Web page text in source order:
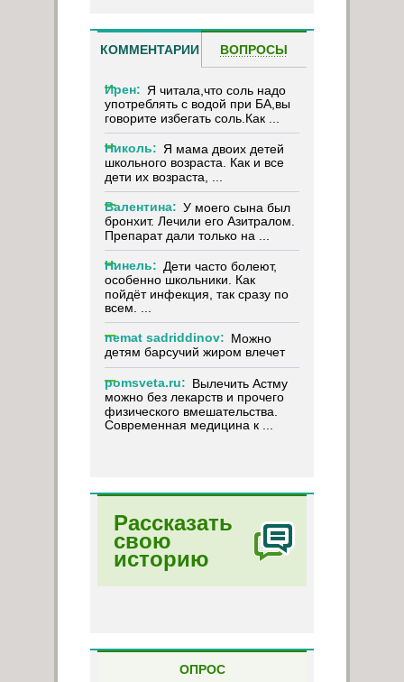
КОММЕНТАРИИ ВОПРОСЫ
Ирен: Я читала,что соль надо
употреблять с водой при БА,вы
говорите избегать соль.Как ...
Николь: Я мама двоих детей
школьного возраста. Как и все
дети их возраста, ...
Валентина: У моего сына был
бронхит. Лечили его Азитралом.
Препарат дали только на ...
Нинель: Дети часто болеют,
особенно школьники. Как
пойдёт инфекция, так сразу по
всем. ...
nemat sadriddinov: Можно
детям барсучий жиром влечет
pomsveta.ru: Вылечить Астму
можно без лекарств и прочего
физического вмешательства.
Современная медицина к ...
Рассказать
свою
историю
ОПРОС